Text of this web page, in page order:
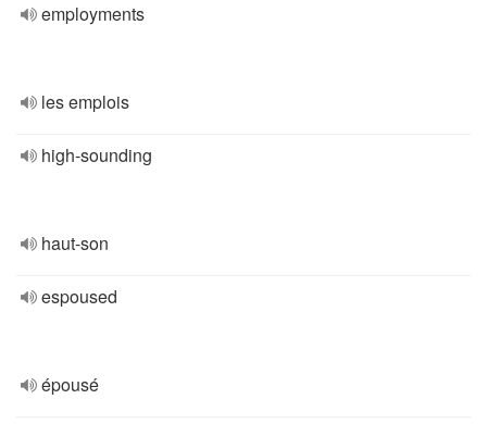
employments
les emplois
high-sounding
haut-son
espoused
épousé